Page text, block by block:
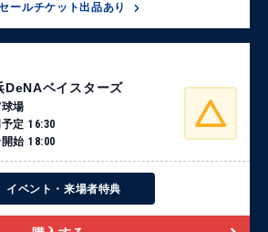
ールチケット出品あり
DeNAベイスターズ
場
予定 16:30
始 18:00
イベント・来場者特典